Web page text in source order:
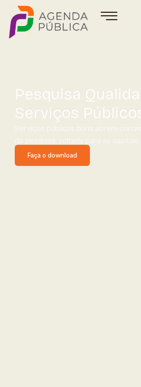
Pesquisa
Serviços
Serviços públicos bons abrem
da pesquisa, voltada para as capitais
Faça o download